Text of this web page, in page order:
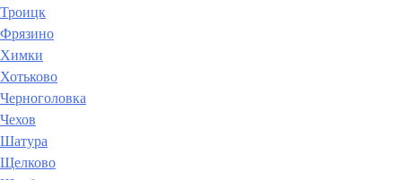
Троицк
Фрязино
Химки
Хотьково
Черноголовка
Чехов
Шатура
Щелково